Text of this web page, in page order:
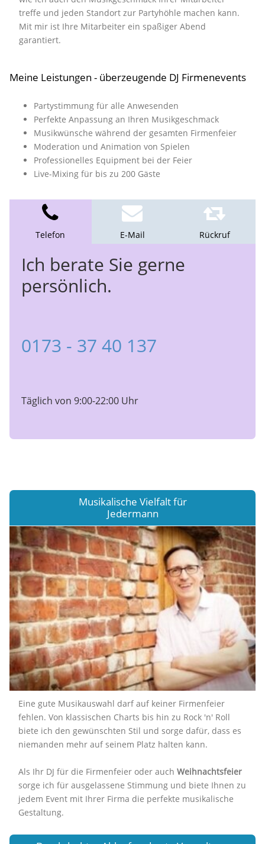
treffe und jeden Standort zur Partyhöhle machen kann.
Mit mir ist Ihre Mitarbeiter ein spaßiger Abend
garantiert.
Meine Leistungen - überzeugende DJ Firmenevents
Partystimmung für alle Anwesenden
Perfekte Anpassung an Ihren Musikgeschmack
Musikwünsche während der gesamten Firmenfeier
Moderation und Animation von Spielen
Professionelles Equipment bei der Feier
Live-Mixing für bis zu 200 Gäste
Telefon E-Mail Rückruf
Ich berate Sie gerne
persönlich.
0173 - 37 40 137
Täglich von 9:00-22:00 Uhr
Musikalische Vielfalt für
Jedermann
Eine gute Musikauswahl darf auf keiner Firmenfeier
fehlen. Von klassischen Charts bis hin zu Rock 'n' Roll
biete ich den gewünschten Stil und sorge dafür, dass es
niemanden mehr auf seinem Platz halten kann.
Als Ihr DJ für die Firmenfeier oder auch Weihnachtsfeier
sorge ich für ausgelassene Stimmung und biete Ihnen zu
jedem Event mit Ihrer Firma die perfekte musikalische
Gestaltung.